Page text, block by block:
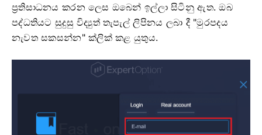
ප්‍රතිසාධනය කරන ලෙස ඔබෙන් ඉල්ලා සිටිනු ඇත. ඔබ
පද්ධතියට සුදුසු විද්‍යුත් තැපැල් ලිපිනය ලබා දී "මුරපදය
නැවත සකසන්න" ක්ලික් කළ යුතුය.